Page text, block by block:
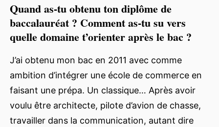
Quand as-tu obtenu ton diplôme de
baccalauréat ? Comment as-tu su vers
quelle domaine t’orienter après le bac ?
J’ai obtenu mon bac en 2011 avec comme
ambition d’intégrer une école de commerce en
faisant une prépa. Un classique… Après avoir
voulu être architecte, pilote d’avion de chasse,
travailler dans la communication, autant dire